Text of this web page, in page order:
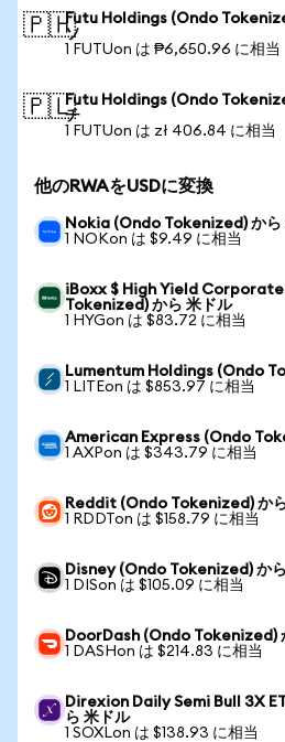
🇵🇭Futu Holdings (Ondo
ソ
1 FUTUon は ₱6,650.96 に相当
🇵🇱Futu Holdings (Ondo
チ
1 FUTUon は zł 406.84 に相当
他のRWAをUSDに変換
Nokia (Ondo Tokenized) から
1 NOKon は $9.49 に相当
iBoxx $ High Yield Corporate
Tokenized) から 米ドル
1 HYGon は $83.72 に相当
Lumentum Holdings (Ondo
1 LITEon は $853.97 に相当
American Express (Ondo
1 AXPon は $343.79 に相当
Reddit (Ondo Tokenized) か
1 RDDTon は $158.79 に相当
Disney (Ondo Tokenized) か
1 DISon は $105.09 に相当
DoorDash (Ondo Tokenized)
1 DASHon は $214.83 に相当
Direxion Daily Semi Bull 3X
ら 米ドル
1 SOXLon は $138.93 に相当